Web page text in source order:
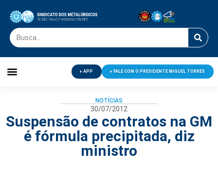
APP FALE COM O PRESIDENTE MIGUEL TORRES
NOTÍCIAS
30/07/2012
Suspensão de contratos na GM
é fórmula precipitada, diz
ministro